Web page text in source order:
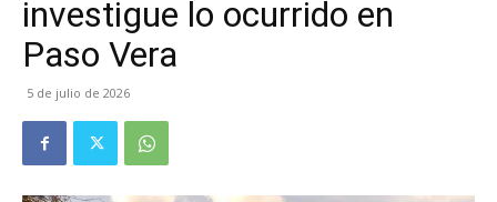
investigue lo ocurrido en
Paso Vera
5 de julio de 2026